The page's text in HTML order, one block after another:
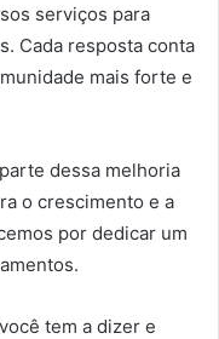
serviços para
Cada resposta conta
mais forte e
dessa melhoria
o crescimento e a
por dedicar um
tem a dizer e